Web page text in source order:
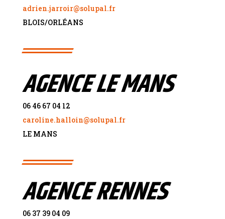
adrien.jarroir@solupal.fr
BLOIS/ORLÉANS
AGENCE LE MANS
06 46 67 04 12
caroline.halloin@solupal.fr
LE MANS
AGENCE RENNES
06 37 39 04 09